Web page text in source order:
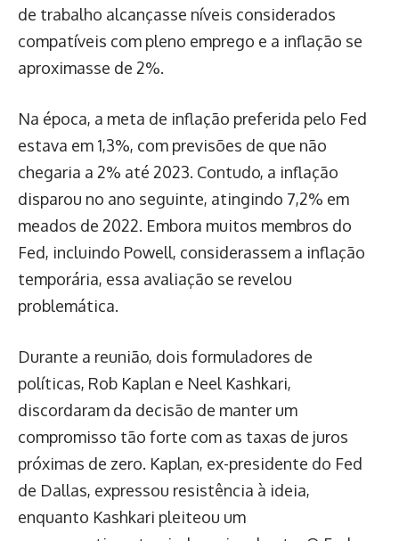
de trabalho alcançasse níveis considerados
compatíveis com pleno emprego e a inflação se
aproximasse de 2%.
Na época, a meta de inflação preferida pelo Fed
estava em 1,3%, com previsões de que não
chegaria a 2% até 2023. Contudo, a inflação
disparou no ano seguinte, atingindo 7,2% em
meados de 2022. Embora muitos membros do
Fed, incluindo Powell, considerassem a inflação
temporária, essa avaliação se revelou
problemática.
Durante a reunião, dois formuladores de
políticas, Rob Kaplan e Neel Kashkari,
discordaram da decisão de manter um
compromisso tão forte com as taxas de juros
próximas de zero. Kaplan, ex-presidente do Fed
de Dallas, expressou resistência à ideia,
enquanto Kashkari pleiteou um